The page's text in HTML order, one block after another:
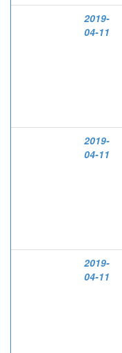
2019-
04-11
2019-
04-11
2019-
04-11